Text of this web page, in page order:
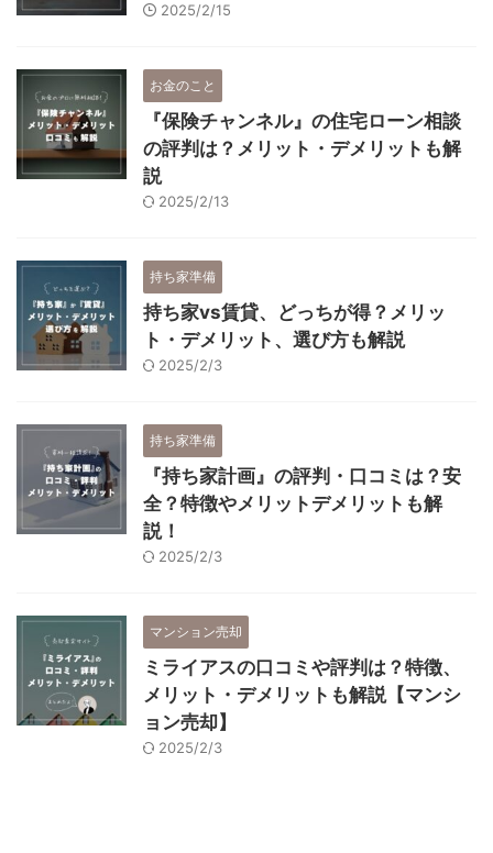
2025/2/15
お金のこと
『保険チャンネル』の住宅ローン相談
の評判は？メリット・デメリットも解
説
2025/2/13
持ち家準備
持ち家vs賃貸、どっちが得？メリッ
ト・デメリット、選び方も解説
2025/2/3
持ち家準備
『持ち家計画』の評判・口コミは？安
全？特徴やメリットデメリットも解
説！
2025/2/3
マンション売却
ミライアスの口コミや評判は？特徴、
メリット・デメリットも解説【マンシ
ョン売却】
2025/2/3